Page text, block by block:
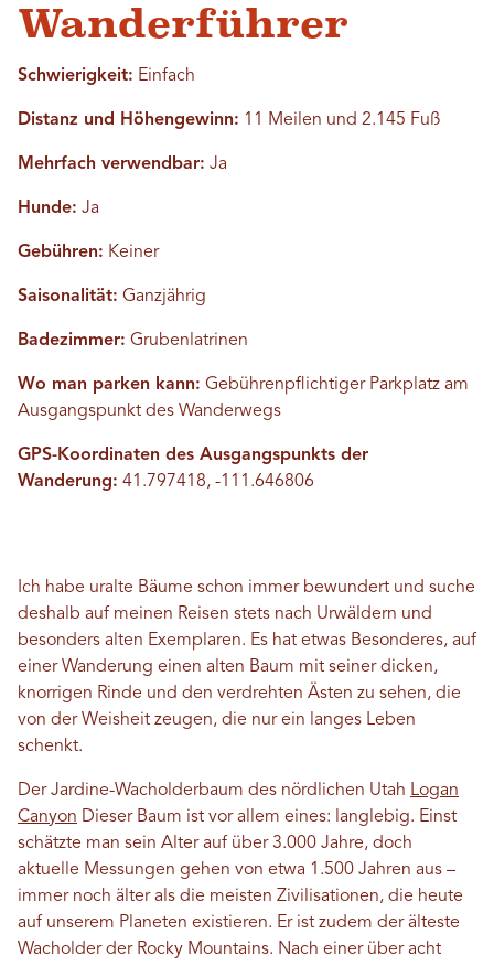
Wanderführer
Schwierigkeit: Einfach
Distanz und Höhengewinn: 11 Meilen und 2.145 Fuß
Mehrfach verwendbar: Ja
Hunde: Ja
Gebühren: Keiner
Saisonalität: Ganzjährig
Badezimmer: Grubenlatrinen
Wo man parken kann: Gebührenpflichtiger Parkplatz am
Ausgangspunkt des Wanderwegs
GPS-Koordinaten des Ausgangspunkts der
Wanderung: 41.797418, -111.646806
Ich habe uralte Bäume schon immer bewundert und suche
deshalb auf meinen Reisen stets nach Urwäldern und
besonders alten Exemplaren. Es hat etwas Besonderes, auf
einer Wanderung einen alten Baum mit seiner dicken,
knorrigen Rinde und den verdrehten Ästen zu sehen, die
von der Weisheit zeugen, die nur ein langes Leben
schenkt.
Der Jardine-Wacholderbaum des nördlichen Utah Logan
Canyon Dieser Baum ist vor allem eines: langlebig. Einst
schätzte man sein Alter auf über 3.000 Jahre, doch
aktuelle Messungen gehen von etwa 1.500 Jahren aus –
immer noch älter als die meisten Zivilisationen, die heute
auf unserem Planeten existieren. Er ist zudem der älteste
Wacholder der Rocky Mountains. Nach einer über acht